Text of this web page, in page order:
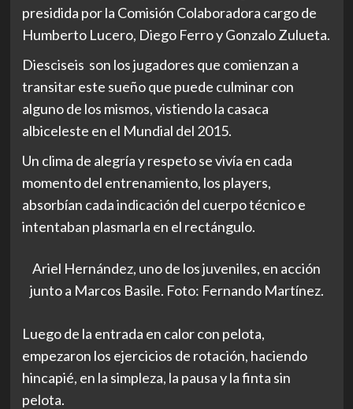
presidida por la Comisión Colaboradora cargo de
Humberto Lucero, Diego Ferro y Gonzalo Zulueta.
Diesciseis son los jugadores que comienzan a
transitar este sueño que puede culminar con
alguno de los mismos, vistiendo la casaca
albiceleste en el Mundial del 2015.
Un clima de alegría y respeto se vivía en cada
momento del entrenamiento, los players,
absorbían cada indicación del cuerpo técnico e
intentaban plasmarla en el rectángulo.
Ariel Hernández, uno de los juveniles, en acción
junto a Marcos Basile. Foto: Fernando Martínez.
Luego de la entrada en calor con pelota,
empezaron los ejercicios de rotación, haciendo
hincapié, en la simpleza, la pausa y la finta sin
pelota.